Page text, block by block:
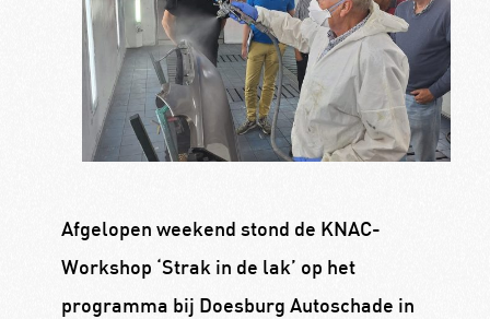
Afgelopen weekend stond de KNAC-
Workshop ‘Strak in de lak’ op het
programma bij Doesburg Autoschade in